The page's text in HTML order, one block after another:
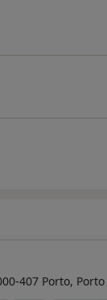
407 Porto, Porto